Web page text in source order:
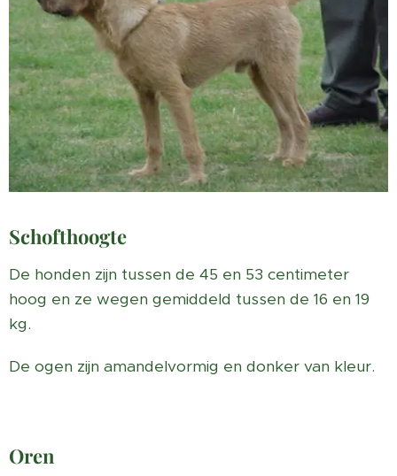
Schofthoogte
De honden zijn tussen de 45 en 53 centimeter
hoog en ze wegen gemiddeld tussen de 16 en 19
kg.
De ogen zijn amandelvormig en donker van kleur.
Oren